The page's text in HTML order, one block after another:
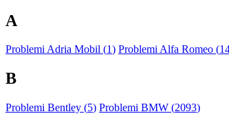
A
Problemi Adria Mobil (1) Problemi Alfa Romeo (
B
Problemi Bentley (5) Problemi BMW (2093)